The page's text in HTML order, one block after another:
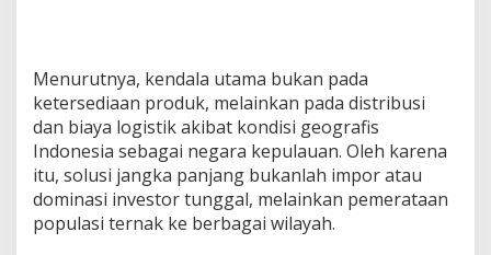
Menurutnya, kendala utama bukan pada
ketersediaan produk, melainkan pada distribusi
dan biaya logistik akibat kondisi geografis
Indonesia sebagai negara kepulauan. Oleh karena
itu, solusi jangka panjang bukanlah impor atau
dominasi investor tunggal, melainkan pemerataan
populasi ternak ke berbagai wilayah.